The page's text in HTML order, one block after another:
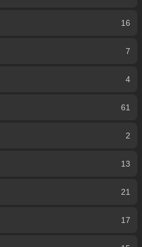
16
7
4
61
2
13
21
17